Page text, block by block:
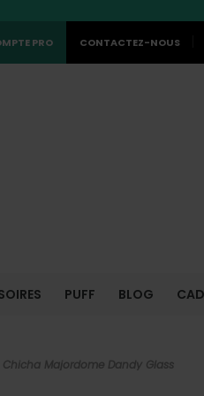
CONTACTEZ-NOUS
PRO
PUFF BLOG
Chicha Majordome Dandy Glass